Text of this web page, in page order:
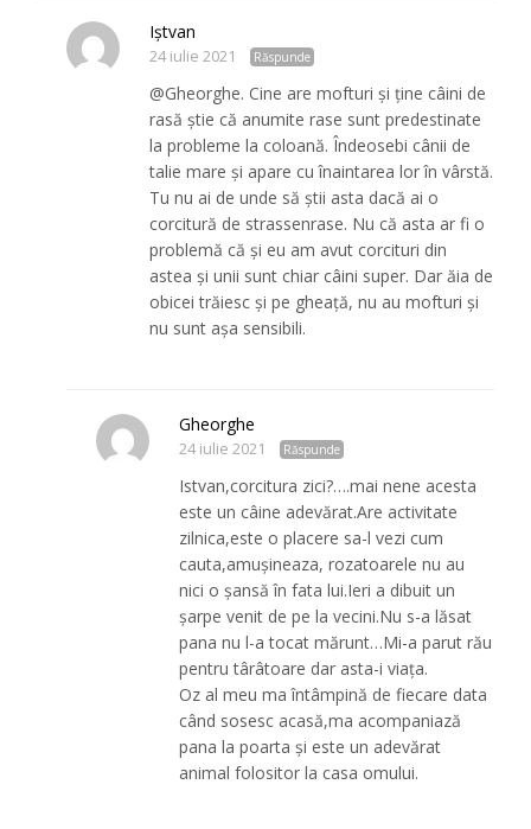
Iștvan
24 iulie 2021 Răspunde
@Gheorghe. Cine are mofturi și ține câini de
rasă știe că anumite rase sunt predestinate
la probleme la coloană. Îndeosebi cânii de
talie mare și apare cu înaintarea lor în vârstă.
Tu nu ai de unde să știi asta dacă ai o
corcitură de strassenrase. Nu că asta ar fi o
problemă că și eu am avut corcituri din
astea și unii sunt chiar câini super. Dar ăia de
obicei trăiesc și pe gheață, nu au mofturi și
nu sunt așa sensibili.
Gheorghe
24 iulie 2021 Răspunde
Istvan,corcitura zici?….mai nene acesta
este un câine adevărat.Are activitate
zilnica,este o placere sa-l vezi cum
cauta,amușineaza, rozatoarele nu au
nici o șansă în fata lui.Ieri a dibuit un
șarpe venit de pe la vecini.Nu s-a lăsat
pana nu l-a tocat mărunt…Mi-a parut rău
pentru târâtoare dar asta-i viața.
Oz al meu ma întâmpină de fiecare data
când sosesc acasă,ma acompaniază
pana la poarta și este un adevărat
animal folositor la casa omului.